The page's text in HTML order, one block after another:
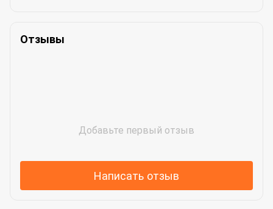
Отзывы
Добавьте первый отзыв
Написать отзыв